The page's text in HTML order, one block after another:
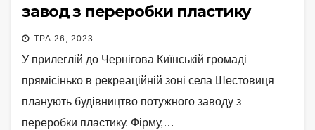
завод з переробки пластику
ТРА 26, 2023
У прилеглій до Чернігова Киїнській громаді
прямісінько в рекреаційній зоні села Шестовиця
планують будівництво потужного заводу з
переробки пластику. Фірму,…